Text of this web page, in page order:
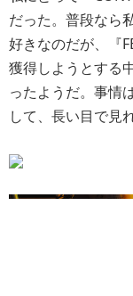
だった。普段なら
好きなのだが、『
獲得しようとする
ったようだ。事情
して、長い目で見